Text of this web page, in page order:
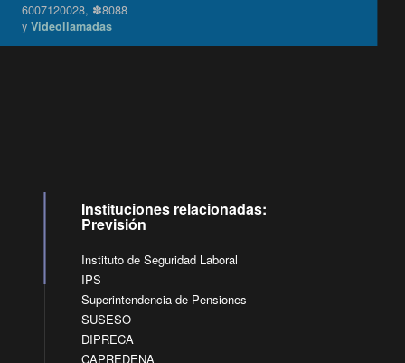
6007120028, ✽8088
yVideollamadas
Instituciones relacionadas:
Previsión
Instituto de Seguridad Laboral
IPS
Superintendencia de Pensiones
SUSESO
DIPRECA
CAPREDENA